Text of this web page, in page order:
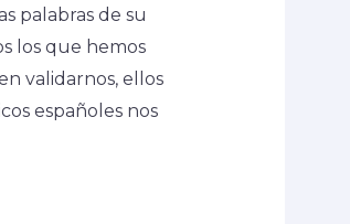
palabras de su
los que hemos
validarnos, ellos
españoles nos